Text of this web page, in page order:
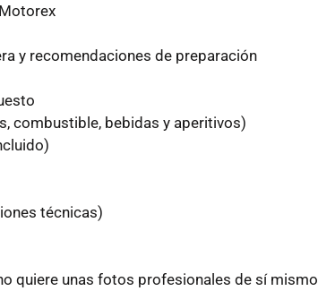
y recomendaciones de preparación
combustible, bebidas y aperitivos)
técnicas)
quiere unas fotos profesionales de sí mismo